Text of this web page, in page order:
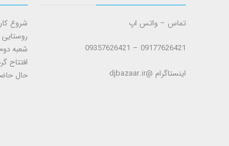
تماس – واتس اپ
09177626421 – 09357626421
اینستاگرام @djbazaar.ir
افتتاح
حال